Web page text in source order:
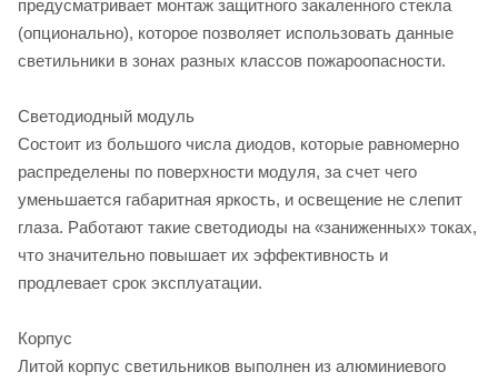
предусматривает монтаж защитного закаленного стекла
(опционально), которое позволяет использовать данные
светильники в зонах разных классов пожароопасности.
Светодиодный модуль
Состоит из большого числа диодов, которые равномерно
распределены по поверхности модуля, за счет чего
уменьшается габаритная яркость, и освещение не слепит
глаза. Работают такие светодиоды на «заниженных» токах,
что значительно повышает их эффективность и
продлевает срок эксплуатации.
Корпус
Литой корпус светильников выполнен из алюминиевого